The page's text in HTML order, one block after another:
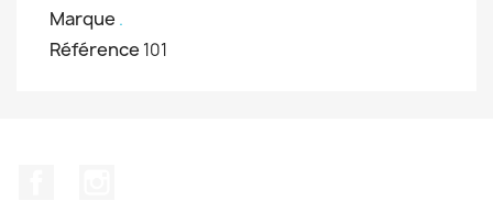
Marque .
Référence 101